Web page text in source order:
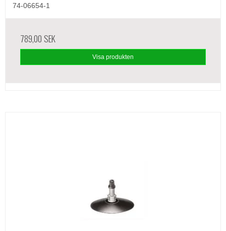
74-06654-1
789,00 SEK
Visa produkten